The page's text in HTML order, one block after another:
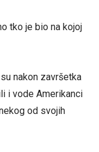
tko je bio na kojoj
nakon završetka
i vode Amerikanci
od svojih